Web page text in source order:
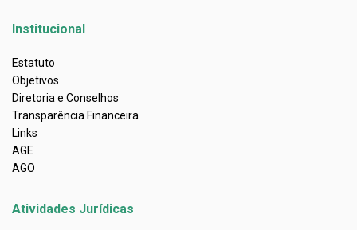
Institucional
Estatuto
Objetivos
Diretoria e Conselhos
Transparência Financeira
Links
AGE
AGO
Atividades Jurídicas